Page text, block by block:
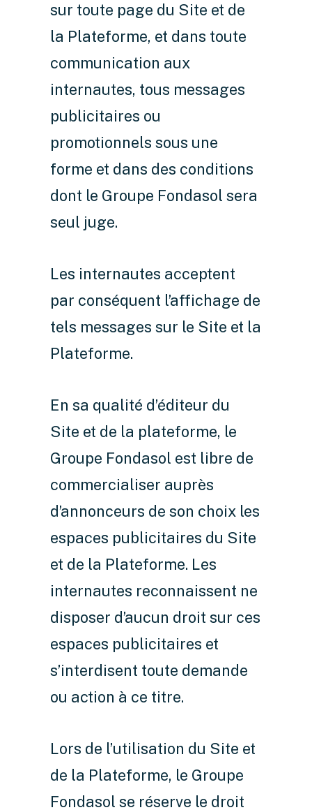
sur toute page du Site et de
la Plateforme, et dans toute
communication aux
internautes, tous messages
publicitaires ou
promotionnels sous une
forme et dans des conditions
dont le Groupe Fondasol sera
seul juge.
Les internautes acceptent
par conséquent l’affichage de
tels messages sur le Site et la
Plateforme.
En sa qualité d’éditeur du
Site et de la plateforme, le
Groupe Fondasol est libre de
commercialiser auprès
d’annonceurs de son choix les
espaces publicitaires du Site
et de la Plateforme. Les
internautes reconnaissent ne
disposer d’aucun droit sur ces
espaces publicitaires et
s’interdisent toute demande
ou action à ce titre.
Lors de l’utilisation du Site et
de la Plateforme, le Groupe
Fondasol se réserve le droit